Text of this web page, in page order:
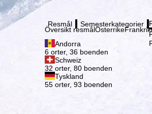
Resmål
Översikt resmålÖsterrike
Andorra
6 orter, 36 boenden
Schweiz
32 orter, 80 boenden
Tyskland
55 orter, 93 boenden
Semesterkategorier